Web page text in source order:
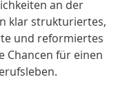
an der
klar strukturiertes,
und reformiertes
Chancen für einen